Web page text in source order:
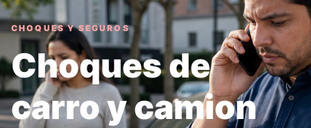
CHOQUES Y SEGUROS
Choques de
carro y camion